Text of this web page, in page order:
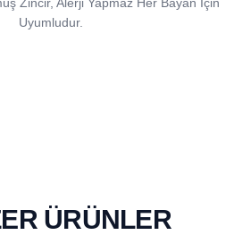
Uyumludur.
ÜRÜNLER